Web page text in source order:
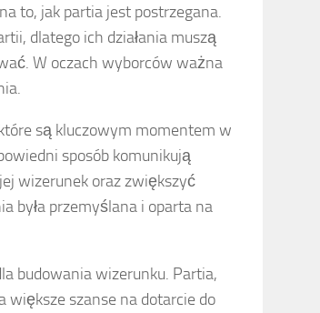
to, jak partia jest postrzegana.
dlatego ich działania muszą
W oczach wyborców ważna
są kluczowym momentem w
sposób komunikują
wizerunek oraz zwiększyć
była przemyślana i oparta na
budowania wizerunku. Partia,
większe szanse na dotarcie do